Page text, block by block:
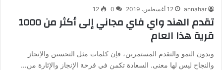
annahar 12 أغسطس، 2019 0
12
تقدم الهند واي فاي مجاني إلى أكثر من 1000
قرية هذا العام
وبدون النمو والتقدم المستمرين، فإن كلمات مثل التحسين والإنجاز
والنجاح ليس لها معنى. السعادة تكمن في فرحة الإنجاز والإثارة من…